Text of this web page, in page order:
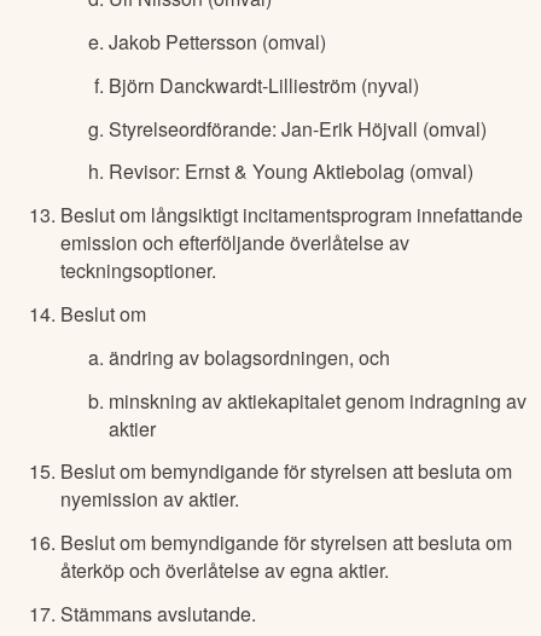
Jakob Pettersson (omval)
Björn Danckwardt-Lillieström (nyval)
Styrelseordförande: Jan-Erik Höjvall (omval)
Revisor: Ernst & Young Aktiebolag (omval)
Beslut om långsiktigt incitamentsprogram innefattande
emission och efterföljande överlåtelse av
teckningsoptioner.
Beslut om
ändring av bolagsordningen, och
minskning av aktiekapitalet genom indragning av
aktier
Beslut om bemyndigande för styrelsen att besluta om
nyemission av aktier.
Beslut om bemyndigande för styrelsen att besluta om
återköp och överlåtelse av egna aktier.
Stämmans avslutande.